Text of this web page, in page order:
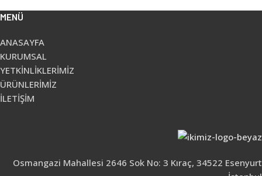
MENÜ
ANASAYFA
KURUMSAL
YETKİNLİKLERİMİZ
ÜRÜNLERİMİZ
İLETİŞİM
Osmangazi Mahallesi 2646 Sok No: 3 Kıraç, 34522 Esenyurt